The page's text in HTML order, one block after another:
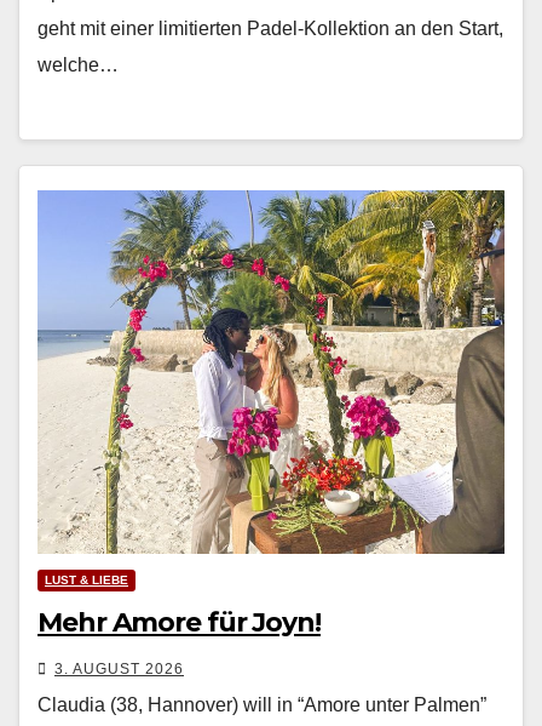
geht mit ein­er lim­i­tierten Padel-Kollek­tion an den Start,
welche…
LUST & LIEBE
Mehr Amore für Joyn!
3. AUGUST 2026
Claudia (38, Hannover) will in “Amore unter Palmen”